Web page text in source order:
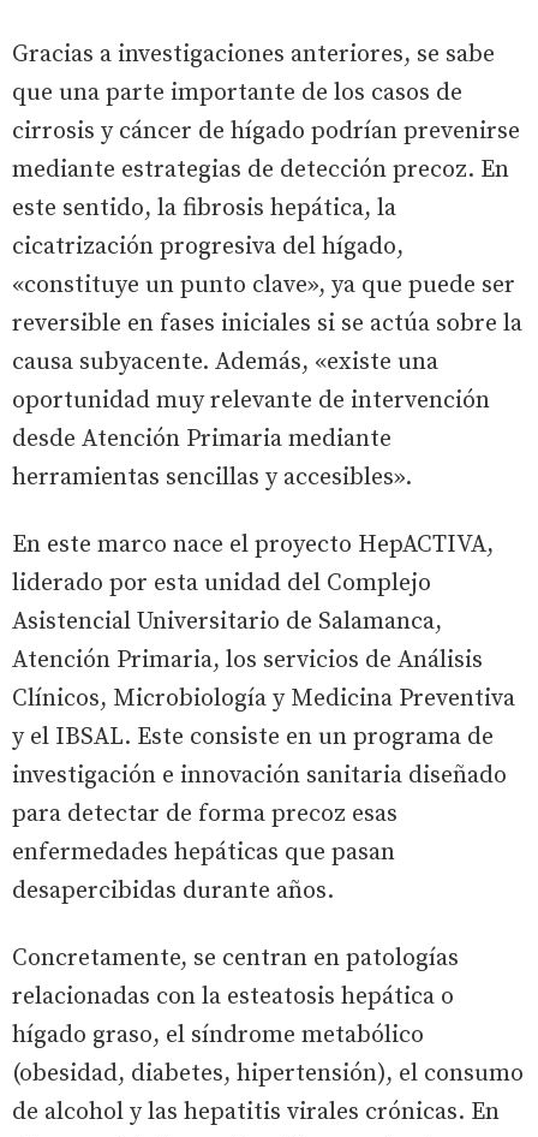
Gracias a investigaciones anteriores, se sabe
que una parte importante de los casos de
cirrosis y cáncer de hígado podrían prevenirse
mediante estrategias de detección precoz. En
este sentido, la fibrosis hepática, la
cicatrización progresiva del hígado,
«constituye un punto clave», ya que puede ser
reversible en fases iniciales si se actúa sobre la
causa subyacente. Además, «existe una
oportunidad muy relevante de intervención
desde Atención Primaria mediante
herramientas sencillas y accesibles».
En este marco nace el proyecto HepACTIVA,
liderado por esta unidad del Complejo
Asistencial Universitario de Salamanca,
Atención Primaria, los servicios de Análisis
Clínicos, Microbiología y Medicina Preventiva
y el IBSAL. Este consiste en un programa de
investigación e innovación sanitaria diseñado
para detectar de forma precoz esas
enfermedades hepáticas que pasan
desapercibidas durante años.
Concretamente, se centran en patologías
relacionadas con la esteatosis hepática o
hígado graso, el síndrome metabólico
(obesidad, diabetes, hipertensión), el consumo
de alcohol y las hepatitis virales crónicas. En